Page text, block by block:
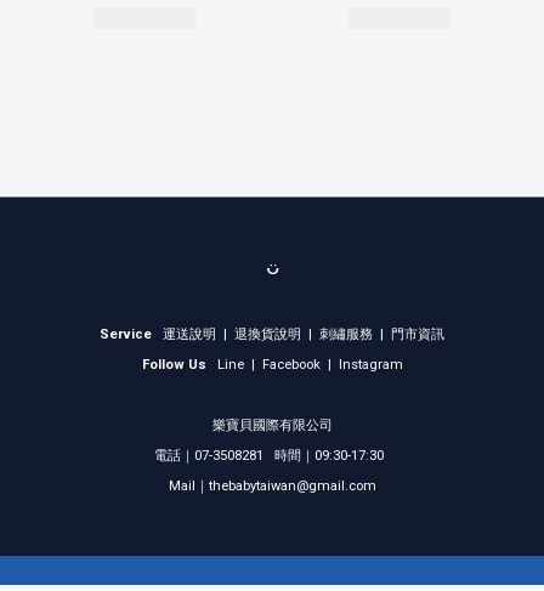
ᴗ̈
Service 運送說明 | 退換貨說明 | 刺繡服務 | 門市資訊
Follow Us
Line| Facebook| Instagram
樂寶貝國際有限公司
電話｜07-3508281 時間｜09:30-17:30
Mail｜thebabytaiwan@gmail.com